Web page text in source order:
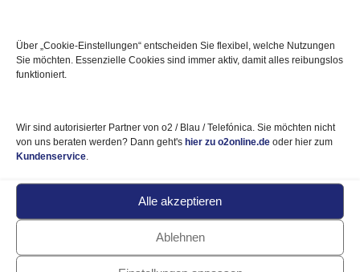
Über „Cookie‑Einstellungen“ entscheiden Sie flexibel, welche Nutzungen
Sie möchten. Essenzielle Cookies sind immer aktiv, damit alles reibungslos
funktioniert.
Wir sind autorisierter Partner von o2 / Blau / Telefónica. Sie möchten nicht
von uns beraten werden? Dann geht's hier zu o2online.de oder hier zum
Kundenservice
Alle akzeptieren
Ablehnen
➥ Redmi Note 10 5G
Online bestellen ⇗
Xiaomi Handy mit o2 Vertrag